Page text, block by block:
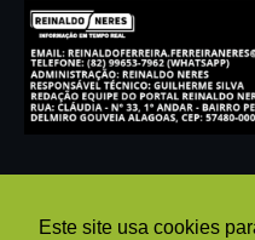
Este site usa cookies